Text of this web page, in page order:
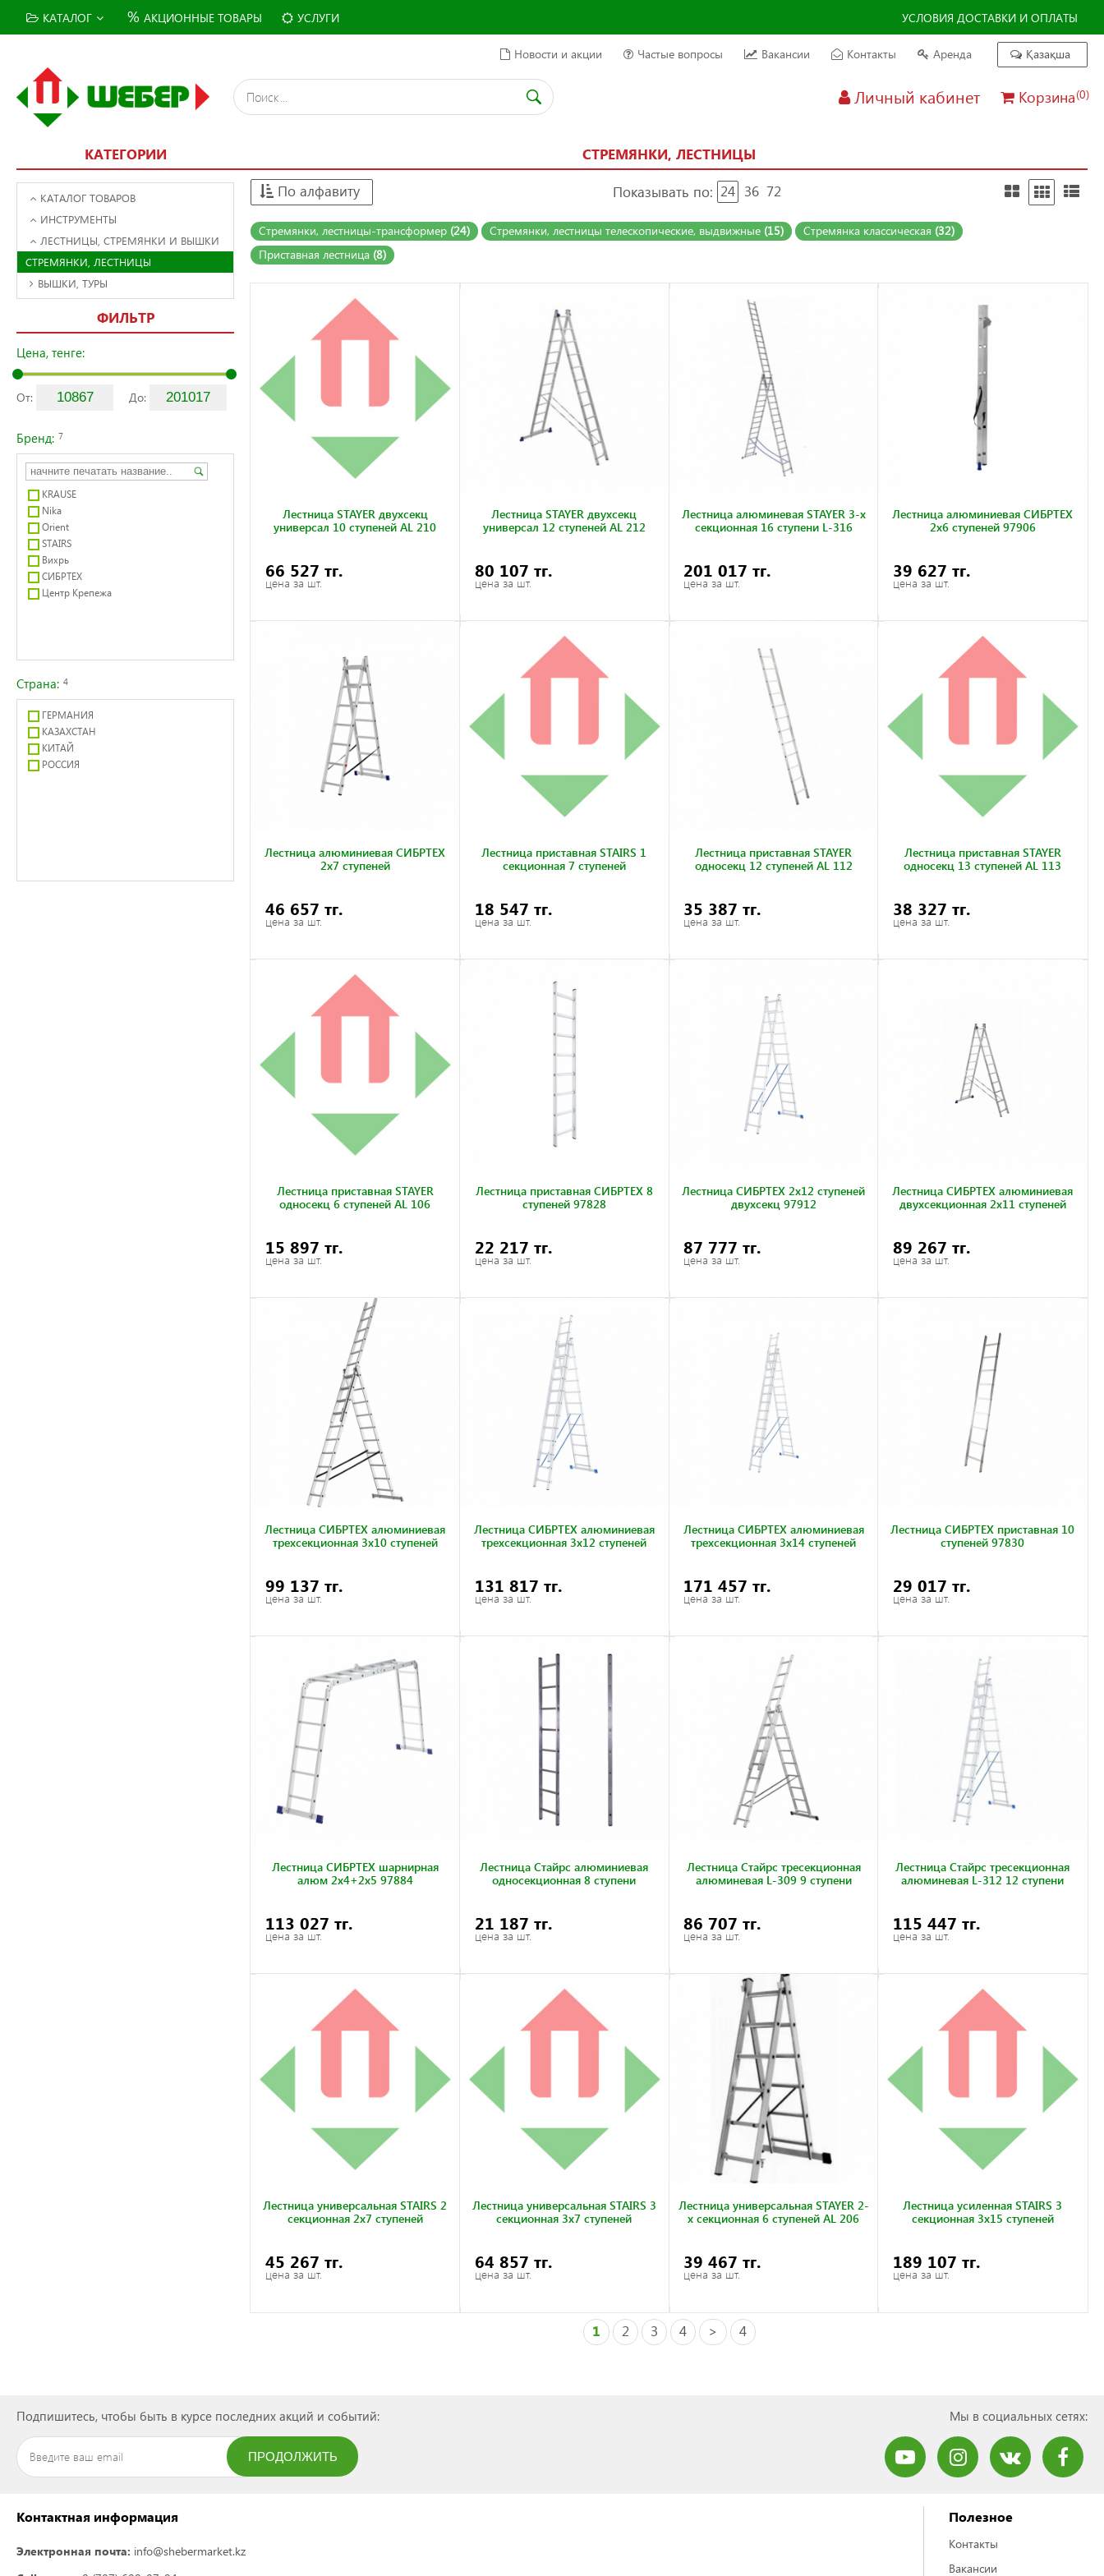
КАТАЛОГ % АКЦИОННЫЕ ТОВАРЫ УСЛУГИ УСЛОВИЯ ДОСТАВКИ И ОПЛАТЫ
Личный кабинет Корзина(0)
Новости и акции Частые вопросы Вакансии Контакты Аренда Қазақша
КАТЕГОРИИ
КАТАЛОГ ТОВАРОВ
ИНСТРУМЕНТЫ
ЛЕСТНИЦЫ, СТРЕМЯНКИ И ВЫШКИ
СТРЕМЯНКИ, ЛЕСТНИЦЫ
ВЫШКИ, ТУРЫ
ФИЛЬТР
Цена, тенге:
От: До:
7
Бренд:
KRAUSE
Nika
Orient
STAIRS
Вихрь
СИБРТЕХ
Центр Крепежа
4
Страна:
ГЕРМАНИЯ
КАЗАХСТАН
КИТАЙ
РОССИЯ
СТРЕМЯНКИ, ЛЕСТНИЦЫ
По алфавиту
Показывать по: 24 36 72
Стремянки, лестницы-трансформер (24) Стремянки, лестницы телескопические, выдвижные (15) Стремянка классическая (32)
Приставная лестница (8)
Лестница STAYER двухсекц
универсал 10 ступеней AL 210
66 527 тг.
цена за шт.
Лестница STAYER двухсекц
универсал 12 ступеней AL 212
80 107 тг.
цена за шт.
Лестница алюминевая STAYER 3-х
секционная 16 ступени L-316
201 017 тг.
цена за шт.
Лестница алюминиевая СИБРТЕХ
2x6 ступеней 97906
39 627 тг.
цена за шт.
Лестница алюминиевая СИБРТЕХ
2x7 ступеней
46 657 тг.
цена за шт.
Лестница приставная STAIRS 1
секционная 7 ступеней
18 547 тг.
цена за шт.
Лестница приставная STAYER
односекц 12 ступеней AL 112
35 387 тг.
цена за шт.
Лестница приставная STAYER
односекц 13 ступеней AL 113
38 327 тг.
цена за шт.
Лестница приставная STAYER
односекц 6 ступеней AL 106
15 897 тг.
цена за шт.
Лестница приставная СИБРТЕХ 8
ступеней 97828
22 217 тг.
цена за шт.
Лестница СИБРТЕХ 2х12 ступеней
двухсекц 97912
87 777 тг.
цена за шт.
Лестница СИБРТЕХ алюминиевая
двухсекционная 2х11 ступеней
89 267 тг.
цена за шт.
Лестница СИБРТЕХ алюминиевая
трехсекционная 3х10 ступеней
99 137 тг.
цена за шт.
Лестница СИБРТЕХ алюминиевая
трехсекционная 3х12 ступеней
131 817 тг.
цена за шт.
Лестница СИБРТЕХ алюминиевая
трехсекционная 3х14 ступеней
171 457 тг.
цена за шт.
Лестница СИБРТЕХ приставная 10
ступеней 97830
29 017 тг.
цена за шт.
Лестница СИБРТЕХ шарнирная
алюм 2х4+2х5 97884
113 027 тг.
цена за шт.
Лестница Стайрс алюминиевая
односекционная 8 ступени
21 187 тг.
цена за шт.
Лестница Стайрс тресекционная
алюминевая L-309 9 ступени
86 707 тг.
цена за шт.
Лестница Стайрс тресекционная
алюминевая L-312 12 ступени
115 447 тг.
цена за шт.
Лестница универсальная STAIRS 2
секционная 2x7 ступеней
45 267 тг.
цена за шт.
Лестница универсальная STAIRS 3
секционная 3x7 ступеней
64 857 тг.
цена за шт.
Лестница универсальная STAYER 2-
х секционная 6 ступеней AL 206
39 467 тг.
цена за шт.
Лестница усиленная STAIRS 3
секционная 3x15 ступеней
189 107 тг.
цена за шт.
1 2 3 4 > 4
Подпишитесь, чтобы быть в курсе последних акций и событий:
ПРОДОЛЖИТЬ
Мы в социальных сетях:
Контактная информация
Электронная почта: info@shebermarket.kz
Полезное
Контакты
Вакансии